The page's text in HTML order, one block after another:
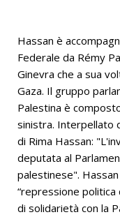
Hassan è
Federale da Rémy
Ginevra che a sua
Gaza. Il gruppo
Palestina è
sinistra. Interpellato
di Rima Hassan:
deputata al
palestinese".
“repressione
di solidarietà con la